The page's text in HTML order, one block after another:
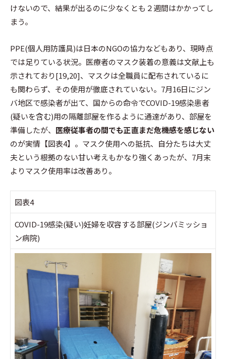
けないので、結果が出るのに少なくとも２週間はかかってし
まう。
PPE(個人用防護具)は日本のNGOの協力などもあり、現時点
では足りている状況。医療者のマスク装着の意義は文献上も
示されており[19,20]、マスクは全職員に配布されているに
も関わらず、その使用が徹底されていない。7月16日にジン
バ地区で感染者が出て、国からの命令でCOVID-19感染患者
(疑いを含む)用の隔離部屋を作るように通達があり、部屋を
準備したが、 医療従事者の間でも正直まだ危機感を感じない
のが実情【図表4】。マスク使用への抵抗、自分たちは大丈
夫という根拠のない甘い考えもかなり強くあったが、7月末
よりマスク使用率は改善あり。
図表4
COVID-19感染(疑い)妊婦を収容する部屋(ジンバミッショ
ン病院)